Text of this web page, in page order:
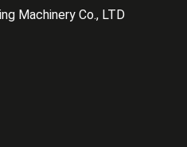
Machinery Co., LTD